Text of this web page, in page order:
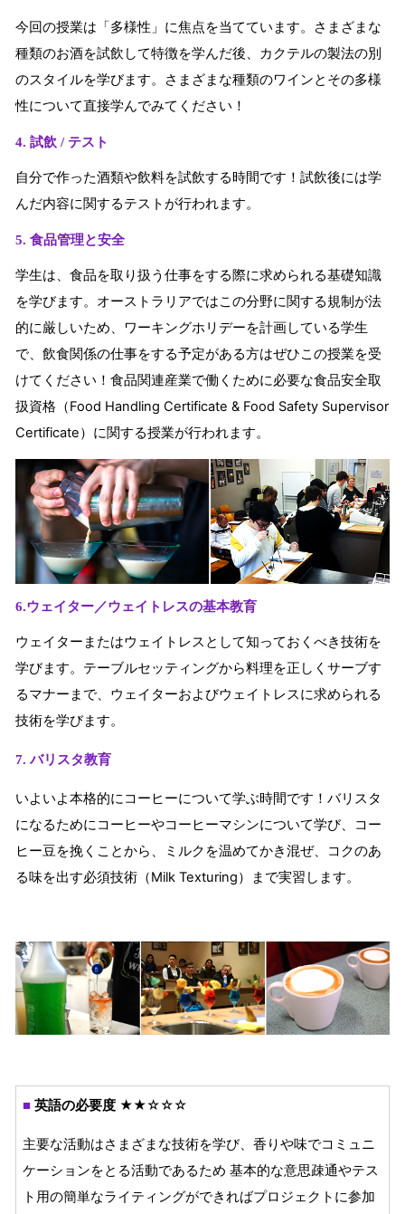
今回の授業は「多様性」に焦点を当てています。さまざまな
種類のお酒を試飲して特徴を学んだ後、カクテルの製法の別
のスタイルを学びます。さまざまな種類のワインとその多様
性について直接学んでみてください！
4. 試飲 / テスト
自分で作った酒類や飲料を試飲する時間です！試飲後には学
んだ内容に関するテストが行われます。
5. 食品管理と安全
学生は、食品を取り扱う仕事をする際に求められる基礎知識
を学びます。オーストラリアではこの分野に関する規制が法
的に厳しいため、ワーキングホリデーを計画している学生
で、飲食関係の仕事をする予定がある方はぜひこの授業を受
けてください！食品関連産業で働くために必要な食品安全取
扱資格（Food Handling Certificate & Food Safety Supervisor
Certificate）に関する授業が行われます。
6.ウェイター／ウェイトレスの基本教育
ウェイターまたはウェイトレスとして知っておくべき技術を
学びます。テーブルセッティングから料理を正しくサーブす
るマナーまで、ウェイターおよびウェイトレスに求められる
技術を学びます。
7. バリスタ教育
いよいよ本格的にコーヒーについて学ぶ時間です！バリスタ
になるためにコーヒーやコーヒーマシンについて学び、コー
ヒー豆を挽くことから、ミルクを温めてかき混ぜ、コクのあ
る味を出す必須技術（Milk Texturing）まで実習します。
■ 英語の必要度 ★★☆☆☆
主要な活動はさまざまな技術を学び、香りや味でコミュニ
ケーションをとる活動であるため 基本的な意思疎通やテス
ト用の簡単なライティングができればプロジェクトに参加